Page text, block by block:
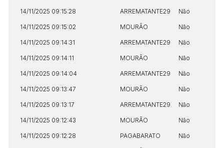
14/11/2025 09:15:28 ARREMATANTE29 Não
14/11/2025 09:15:02 MOURÃO Não
14/11/2025 09:14:31 ARREMATANTE29 Não
14/11/2025 09:14:11 MOURÃO Não
14/11/2025 09:14:04 ARREMATANTE29 Não
14/11/2025 09:13:47 MOURÃO Não
14/11/2025 09:13:17 ARREMATANTE29 Não
14/11/2025 09:12:43 MOURÃO Não
14/11/2025 09:12:28 PAGABARATO Não
(Art. 895, CPC)
Histórico de Propostas
Habilite-se para efetuar lances ou
propostas